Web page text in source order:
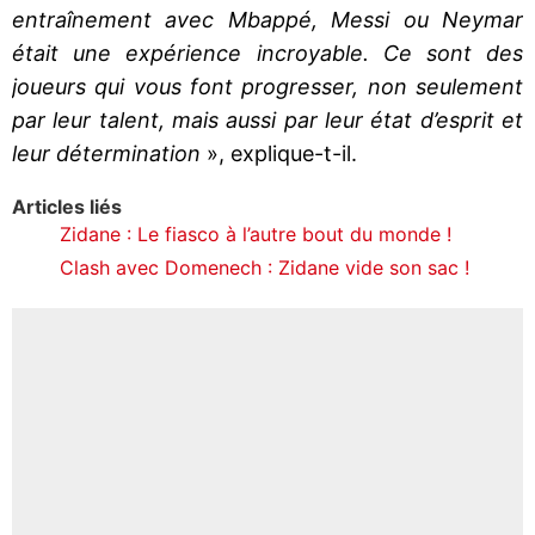
entraînement avec Mbappé, Messi ou Neymar
était une expérience incroyable. Ce sont des
joueurs qui vous font progresser, non seulement
par leur talent, mais aussi par leur état d’esprit et
leur détermination », explique-t-il.
Articles liés
Zidane : Le fiasco à l’autre bout du monde !
Clash avec Domenech : Zidane vide son sac !